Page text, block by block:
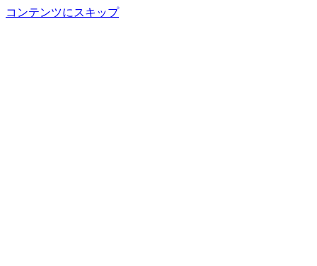
コンテンツにスキップ